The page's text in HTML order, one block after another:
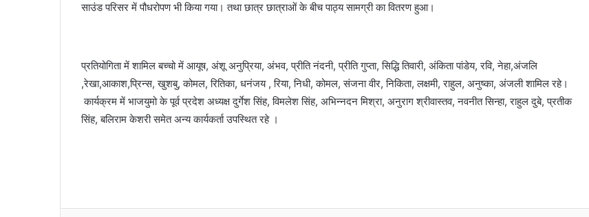
साउंड परिसर में पौधरोपण भी किया गया। तथा छात्र छात्राओं के बीच पाठ्य सामग्री का वितरण हुआ।
प्रतियोगिता में शामिल बच्चो में आयूष, अंशू अनुप्रिया, अंभव, प्रीति नंदनी, प्रीति गुप्ता, सिद्धि तिवारी, अंकिता पांडेय, रवि, नेहा,अंजलि
,रेखा,आकाश,प्रिन्स, खुशबु, कोमल, रितिका, धनंजय , रिया, निधी, कोमल, संजना वीर, निकिता, लक्षमी, राहुल, अनुष्का, अंजली शामिल रहे।
कार्यक्रम में भाजयुमो के पूर्व प्रदेश अध्यक्ष दुर्गेश सिंह, विमलेश सिंह, अभिन्नदन मिश्रा, अनुराग श्रीवास्तव, नवनीत सिन्हा, राहुल दुबे, प्रतीक
सिंह, बलिराम केशरी समेत अन्य कार्यकर्ता उपस्थित रहे ।